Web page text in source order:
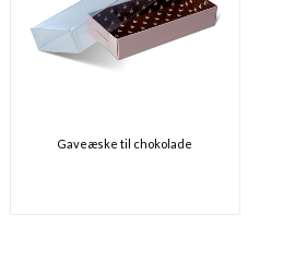
Gaveæske til chokolade